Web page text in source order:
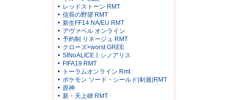
レッドストーン RMT
信長の野望 RMT
新生FF14 NA/EU RMT
アヴァベル オンライン
予約制 リネージュ RMT
クローズ×worst GREE
SINoALICE丨シノアリス
FIFA19 RMT
トーラムオンライン Rmt
ポケモン ソード・シールド(剣盾)RMT
原神
新・天上碑 RMT